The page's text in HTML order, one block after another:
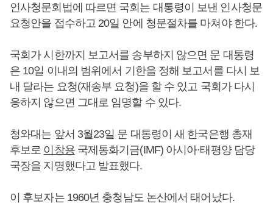
인사청문회법에 따르면 국회는 대통령이 보낸 인사청문
요청안을 접수하고 20일 안에 청문절차를 마쳐야 한다.
국회가 시한까지 보고서를 송부하지 않으면 문 대통령
은 10일 이내의 범위에서 기한을 정해 보고서를 다시 보
내 달라는 요청(재송부 요청)을 할 수 있고 국회가 다시
응하지 않으면 그대로 임명할 수 있다.
청와대는 앞서 3월23일 문 대통령이 새 한국은행 총재
후보로 이창용국제통화기금(IMF) 아시아·태평양 담당
국장을 지명했다고 발표했다.
이 후보자는 1960년 충청남도 논산에서 태어났다.